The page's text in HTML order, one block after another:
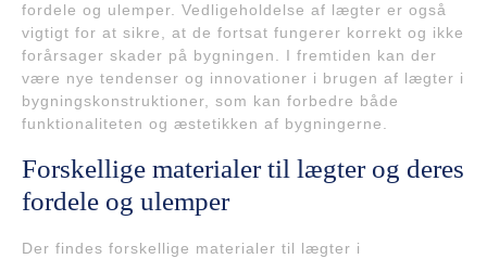
fordele og ulemper. Vedligeholdelse af lægter er også
vigtigt for at sikre, at de fortsat fungerer korrekt og ikke
forårsager skader på bygningen. I fremtiden kan der
være nye tendenser og innovationer i brugen af lægter i
bygningskonstruktioner, som kan forbedre både
funktionaliteten og æstetikken af bygningerne.
Forskellige materialer til lægter og deres
fordele og ulemper
Der findes forskellige materialer til lægter i